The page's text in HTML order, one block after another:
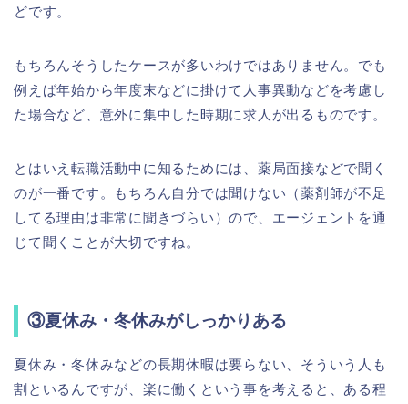
どです。
もちろんそうしたケースが多いわけではありません。でも
例えば年始から年度末などに掛けて人事異動などを考慮し
た場合など、意外に集中した時期に求人が出るものです。
とはいえ転職活動中に知るためには、薬局面接などで聞く
のが一番です。もちろん自分では聞けない（薬剤師が不足
してる理由は非常に聞きづらい）ので、エージェントを通
じて聞くことが大切ですね。
③夏休み・冬休みがしっかりある
夏休み・冬休みなどの長期休暇は要らない、そういう人も
割といるんですが、楽に働くという事を考えると、ある程